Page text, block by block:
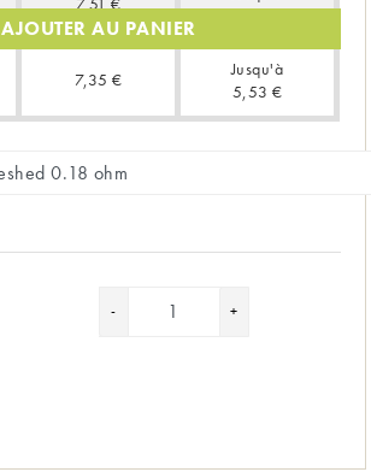
1,98 €
7,35 €
Jusqu'à
5,53 €
AJOUTER AU PANIER